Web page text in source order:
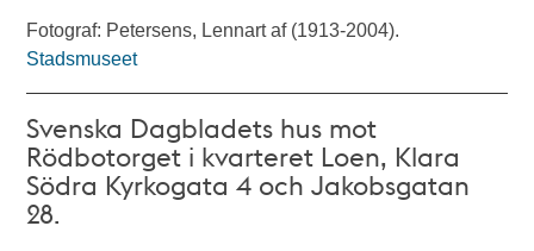
Fotograf: Petersens, Lennart af (1913-2004).
Stadsmuseet
Svenska Dagbladets hus mot
Rödbotorget i kvarteret Loen, Klara
Södra Kyrkogata 4 och Jakobsgatan
28.